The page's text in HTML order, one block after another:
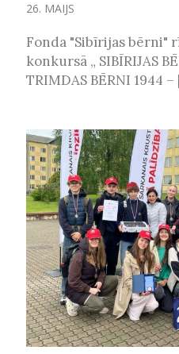
26. MAIJS
Fonda "Sibīrijas bērni"
konkursā „ SIBĪRIJAS
TRIMDAS BĒRNI 1944 –